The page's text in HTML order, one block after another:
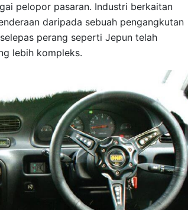
pelopor pasaran. Industri berkaitan
daripada sebuah pengangkutan
perang seperti Jepun telah
lebih kompleks.